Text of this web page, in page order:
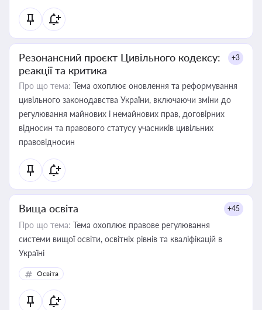
Резонансний проєкт Цивільного кодексу:
реакції та критика
+3
Про що тема: Тема охоплює оновлення та реформування
цивільного законодавства України, включаючи зміни до
регулювання майнових і немайнових прав, договірних
відносин та правового статусу учасників цивільних
правовідносин
Вища освіта +45
Про що тема: Тема охоплює правове регулювання
системи вищої освіти, освітніх рівнів та кваліфікацій в
Україні
Освіта